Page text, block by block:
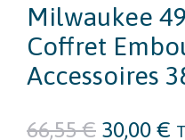
Milwaukee
Coffret
Accessoires
66,55€ Le
30,00 €